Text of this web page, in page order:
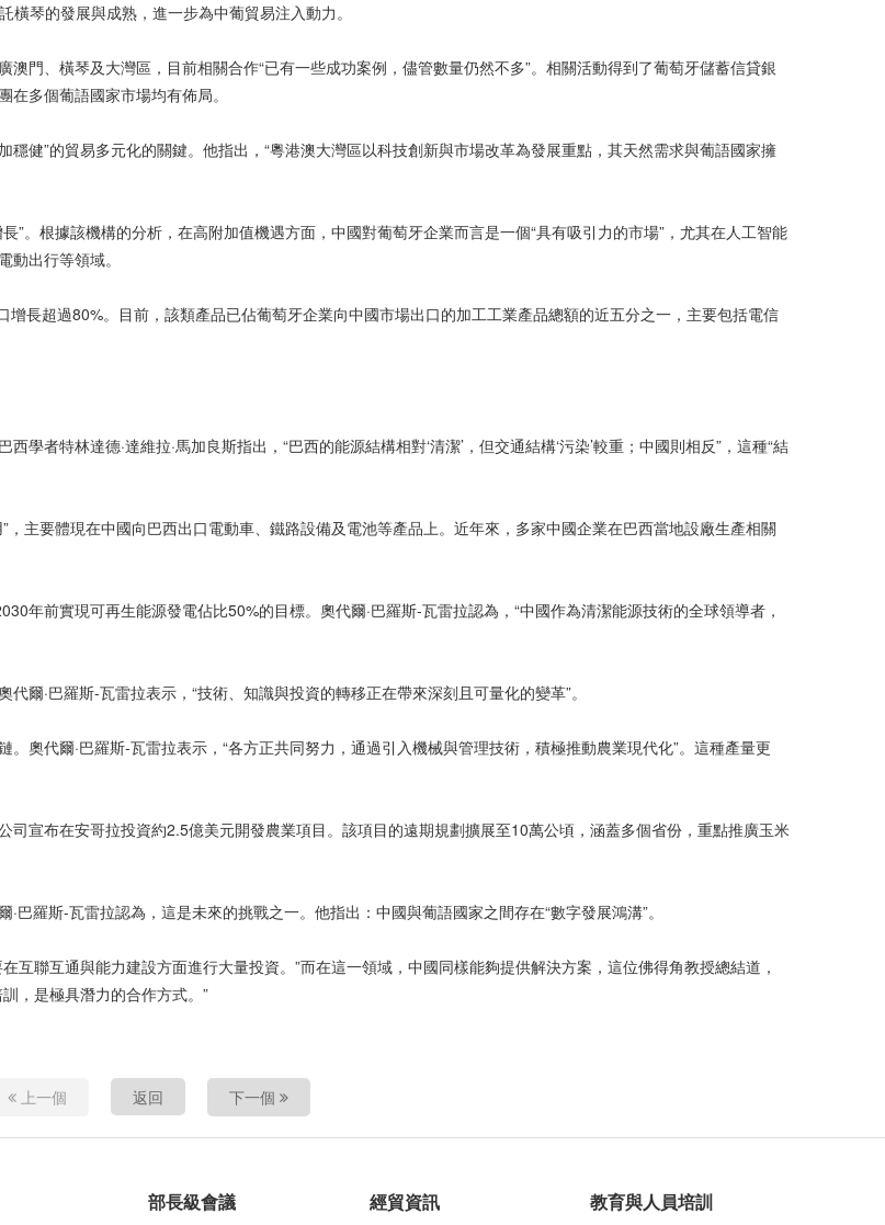
橫琴的發展與成熟，進一步為中葡貿易注入動力。
門、橫琴及大灣區，目前相關合作“已有一些成功案例，儘管數量仍然不多”。相關活動得到了葡萄牙儲蓄信貸銀
多個葡語國家市場均有佈局。
健”的貿易多元化的關鍵。他指出，“粵港澳大灣區以科技創新與市場改革為發展重點，其天然需求與葡語國家擁
”。根據該機構的分析，在高附加值機遇方面，中國對葡萄牙企業而言是一個“具有吸引力的市場”，尤其在人工智能
出行等領域。
長超過80%。目前，該類產品已佔葡萄牙企業向中國市場出口的加工工業產品總額的近五分之一，主要包括電信
者特林達德·達維拉·馬加良斯指出，“巴西的能源結構相對‘清潔’，但交通結構‘污染’較重；中國則相反”，這種“結
主要體現在中國向巴西出口電動車、鐵路設備及電池等產品上。近年來，多家中國企業在巴西當地設廠生產相關
年前實現可再生能源發電佔比50%的目標。奧代爾·巴羅斯-瓦雷拉認為，“中國作為清潔能源技術的全球領導者，
爾·巴羅斯-瓦雷拉表示，“技術、知識與投資的轉移正在帶來深刻且可量化的變革”。
奧代爾·巴羅斯-瓦雷拉表示，“各方正共同努力，通過引入機械與管理技術，積極推動農業現代化”。這種產量更
宣布在安哥拉投資約2.5億美元開發農業項目。該項目的遠期規劃擴展至10萬公頃，涵蓋多個省份，重點推廣玉米
羅斯-瓦雷拉認為，這是未來的挑戰之一。他指出：中國與葡語國家之間存在“數字發展鴻溝”。
互聯互通與能力建設方面進行大量投資。”而在這一領域，中國同樣能夠提供解決方案，這位佛得角教授總結道，
，是極具潛力的合作方式。”
上一個 返回 下一個
部長級會議 經貿資訊 教育與人員培訓